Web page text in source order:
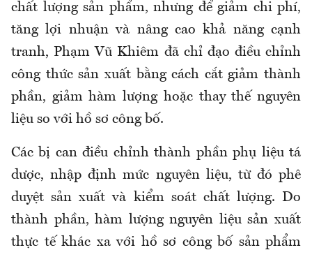
chất lượng sản phẩm, nhưng để giảm chi phí,
tăng lợi nhuận và nâng cao khả năng cạnh
tranh, Phạm Vũ Khiêm đã chỉ đạo điều chỉnh
công thức sản xuất bằng cách cắt giảm thành
phần, giảm hàm lượng hoặc thay thế nguyên
liệu so với hồ sơ công bố.
Các bị can điều chỉnh thành phần phụ liệu tá
dược, nhập định mức nguyên liệu, từ đó phê
duyệt sản xuất và kiểm soát chất lượng. Do
thành phần, hàm lượng nguyên liệu sản xuất
thực tế khác xa với hồ sơ công bố sản phẩm